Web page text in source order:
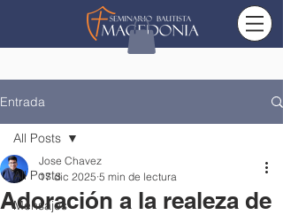
Entrada
All Posts
Mensajes
All Posts
Adoración a la realeza de
Jose Chavez
17 dic 2025 5 min de lectura